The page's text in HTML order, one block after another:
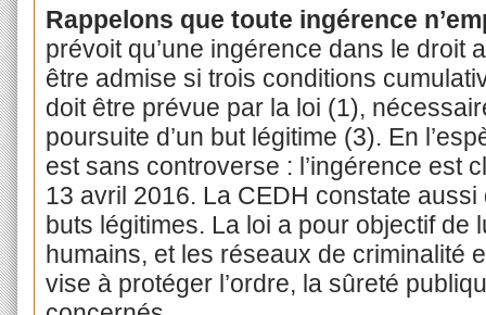
Rappelons que toute ingérence
prévoit qu’une ingérence dans le droit
être admise si trois conditions
doit être prévue par la loi (1),
poursuite d’un but légitime (3). En
est sans controverse : l’ingérence est
13 avril 2016. La CEDH constate aussi
buts légitimes. La loi a pour objectif de
humains, et les réseaux de criminalité
vise à protéger l’ordre, la sûreté